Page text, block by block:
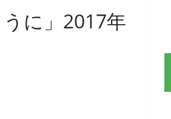
に」2017年